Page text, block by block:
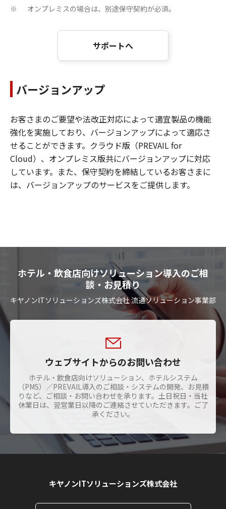
※ オンプレミスの場合は、別途保守契約が必須。
サポートへ
バージョンアップ
お客さまのご要望や法改正対応によって適宜製品の機能
強化を実施しており、バージョンアップによって適応さ
せることができます。クラウド版（PREVAIL for
Cloud）、オンプレミス版共にバージョンアップに対応
しています。また、保守契約を締結しているお客さまに
は、バージョンアップのサービスをご提供します。
ホテル・飲食店向けソリューション導入のご相
談・お見積り
キヤノンITソリューションズ株式会社 流通ソリューション事業部
ウェブサイトからのお問い合わせ
ホテル・飲食店向けソリューション、ホテルシステム
（PMS）／PREVAIL導入のご相談・システムの開発、お見積
りなど、ご相談・お問い合わせを承ります。土日祝日・当社
休業日は、翌営業日以降のご連絡させていただきます。ご了
承ください。
キヤノンITソリューションズ株式会社